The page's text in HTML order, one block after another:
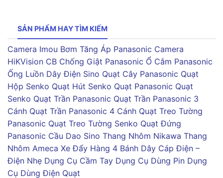
SẢN PHẨM HAY TÌM KIẾM
Camera Imou Bơm Tăng Áp Panasonic Camera
HiKVision CB Chống Giật Panasonic Ổ Cắm Panasonic
Ống Luồn Dây Điện Sino Quạt Cây Panasonic Quạt
Hộp Senko Quạt Hút Senko Quạt Panasonic Quạt
Senko Quạt Trần Panasonic Quạt Trần Panasonic 3
Cánh Quạt Trần Panasonic 4 Cánh Quạt Treo Tường
Panasonic Quạt Treo Tường Senko Quạt Đứng
Panasonic Cầu Dao Sino Thang Nhôm Nikawa Thang
Nhôm Ameca Xe Đẩy Hàng 4 Bánh Dây Cáp Điện –
Điện Nhẹ Dụng Cụ Cầm Tay Dụng Cụ Dùng Pin Dụng
Cụ Dùng Điện Quạt